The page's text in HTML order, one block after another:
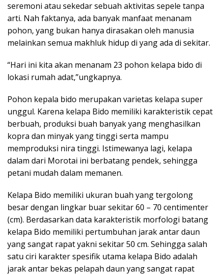
seremoni atau sekedar sebuah aktivitas sepele tanpa
arti. Nah faktanya, ada banyak manfaat menanam
pohon, yang bukan hanya dirasakan oleh manusia
melainkan semua makhluk hidup di yang ada di sekitar.
“Hari ini kita akan menanam 23 pohon kelapa bido di
lokasi rumah adat,”ungkapnya.
Pohon kepala bido merupakan varietas kelapa super
unggul. Karena kelapa Bido memiliki karakteristik cepat
berbuah, produksi buah banyak yang menghasilkan
kopra dan minyak yang tinggi serta mampu
memproduksi nira tinggi. Istimewanya lagi, kelapa
dalam dari Morotai ini berbatang pendek, sehingga
petani mudah dalam memanen.
Kelapa Bido memiliki ukuran buah yang tergolong
besar dengan lingkar buar sekitar 60 – 70 centimenter
(cm). Berdasarkan data karakteristik morfologi batang
kelapa Bido memiliki pertumbuhan jarak antar daun
yang sangat rapat yakni sekitar 50 cm. Sehingga salah
satu ciri karakter spesifik utama kelapa Bido adalah
jarak antar bekas pelapah daun yang sangat rapat